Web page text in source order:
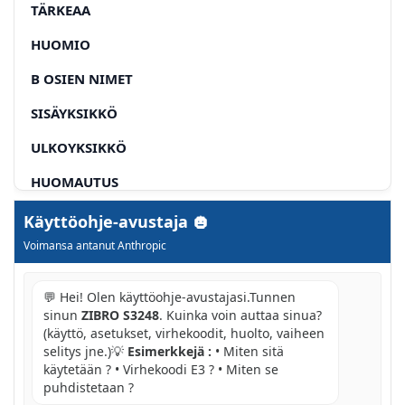
TÄRKEAA
HUOMIO
B OSIEN NIMET
SISÄYKSIKKÖ
ULKOYKSIKKÖ
HUOMAUTUS
TOIMINNAN ILMAISIMET SISÄYKSIKÖN
NÄYTTOPANELISSA
C KÄYTTÖLÄMPÖTILA
VAROITUS
D KÄYTTÖ MANUAALISESTI
KAUKOSAATIMEN TOIMINTOPAINIKKEET
Käyttöohje-avustaja
Voimansa antanut Anthropic
💬 Hei! Olen käyttöohje-avustajasi.Tunnen
sinun ZIBRO S3248. Kuinka voin auttaa sinua?
(käyttö, asetukset, virhekoodit, huolto, vaiheen
selitys jne.)💡 Esimerkkejä : • Miten sitä
käytetään ? • Virhekoodi E3 ? • Miten se
puhdistetaan ?